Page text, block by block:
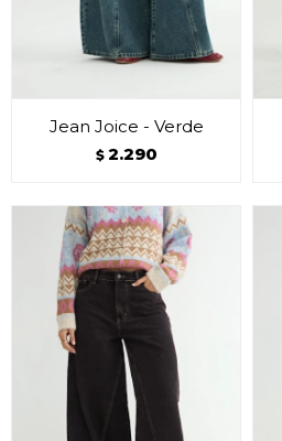
Jean Joice - Verde
$ 2.290